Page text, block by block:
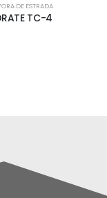
DE ESTRADA
TC-4